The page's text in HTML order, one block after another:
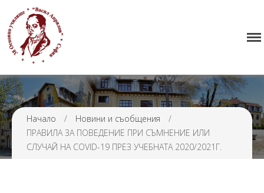
Нормативна уредба
Прием
Проекти и дейности
Седмично разписание
Галерия
Начало / Новини и съобщения
/
ПРАВИЛА ЗА ПОВЕДЕНИЕ ПРИ СЪМНЕНИЕ ИЛИ
СЛУЧАЙ НА COVID-19 ПРЕЗ УЧЕБНАТА 2020/2021Г.